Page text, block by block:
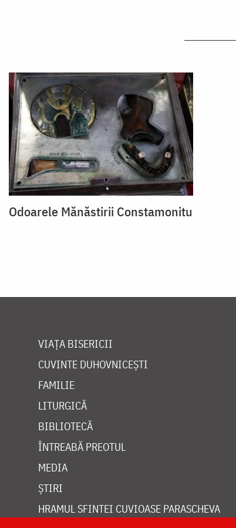
Odoarele Mănăstirii Constamonitu
VIAȚA BISERICII
CUVINTE DUHOVNICEȘTI
FAMILIE
LITURGICĂ
BIBLIOTECĂ
ÎNTREABĂ PREOTUL
MEDIA
ȘTIRI
HRAMUL SFINTEI CUVIOASE PARASCHEVA